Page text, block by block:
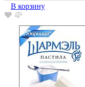
В корзину